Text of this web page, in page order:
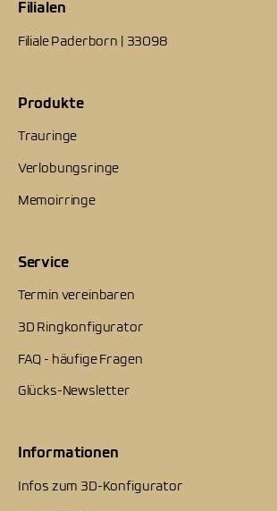
Filialen
Filiale Paderborn | 33098
Produkte
Trauringe
Verlobungsringe
Memoirringe
Service
Termin vereinbaren
3D Ringkonfigurator
FAQ - häufige Fragen
Glücks-Newsletter
Informationen
Infos zum 3D-Konfigurator